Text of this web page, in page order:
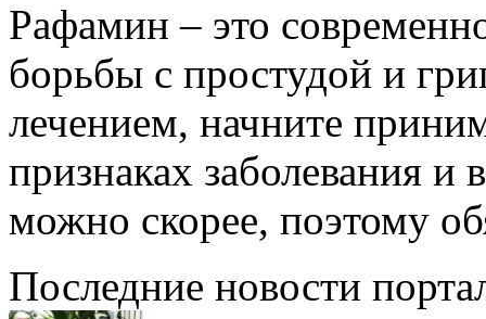
Рафамин – это
борьбы с простудой и
лечением, начните
признаках заболевания и
можно скорее, поэтому
Последние новости